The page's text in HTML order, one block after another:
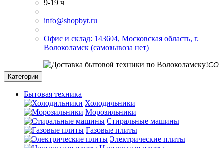
9-19 ч
info@shopbyt.ru
Офис и склад: 143604, Московская область, г.
Волоколамск (самовывоза нет)
СО
Категории
Бытовая техника
Холодильники
Морозильники
Стиральные машины
Газовые плиты
Электрические плиты